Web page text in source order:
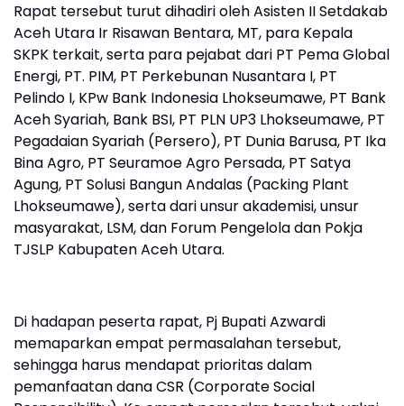
Rapat tersebut turut dihadiri oleh Asisten II Setdakab
Aceh Utara Ir Risawan Bentara, MT, para Kepala
SKPK terkait, serta para pejabat dari PT Pema Global
Energi, PT. PIM, PT Perkebunan Nusantara I, PT
Pelindo I, KPw Bank Indonesia Lhokseumawe, PT Bank
Aceh Syariah, Bank BSI, PT PLN UP3 Lhokseumawe, PT
Pegadaian Syariah (Persero), PT Dunia Barusa, PT Ika
Bina Agro, PT Seuramoe Agro Persada, PT Satya
Agung, PT Solusi Bangun Andalas (Packing Plant
Lhokseumawe), serta dari unsur akademisi, unsur
masyarakat, LSM, dan Forum Pengelola dan Pokja
TJSLP Kabupaten Aceh Utara.
Di hadapan peserta rapat, Pj Bupati Azwardi
memaparkan empat permasalahan tersebut,
sehingga harus mendapat prioritas dalam
pemanfaatan dana CSR (Corporate Social